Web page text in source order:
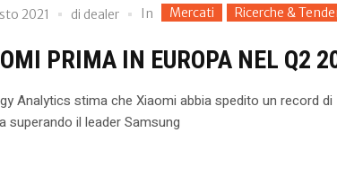
2021 di dealer In Mercati Ricerche &
PRIMA IN EUROPA NEL Q2
Analytics stima che Xiaomi abbia spedito un record di
superando il leader Samsung